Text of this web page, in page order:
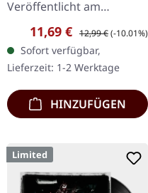
Veröffentlicht am
17.02.2017, auf Supreme
Chaos Records. Limitierte
Erstauflage als Digipak.
Debüt-Album der…
Verkaufspreis:
11,69 € Regulärer Preis:
12,99 €(-10.01%)
Sofort verfügbar,
Lieferzeit: 1-2 Werktage
HINZUFÜGEN
Limited